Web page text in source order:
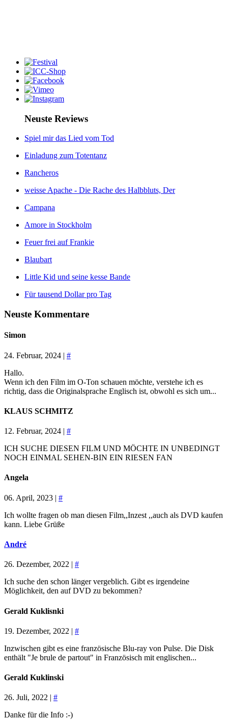
Neuste Reviews
Spiel mir das Lied vom Tod
Einladung zum Totentanz
Rancheros
weisse Apache - Die Rache des Halbbluts, Der
Campana
Amore in Stockholm
Feuer frei auf Frankie
Blaubart
Little Kid und seine kesse Bande
Für tausend Dollar pro Tag
Neuste Kommentare
Simon
24. Februar, 2024 | #
Hallo.
Wenn ich den Film im O-Ton schauen möchte, verstehe ich es
richtig, dass die Originalsprache Englisch ist, obwohl es sich um...
KLAUS SCHMITZ
12. Februar, 2024 | #
ICH SUCHE DIESEN FILM UND MÖCHTE IN UNBEDINGT
NOCH EINMAL SEHEN-BIN EIN RIESEN FAN
Angela
06. April, 2023 | #
Ich wollte fragen ob man diesen Film,,Inzest ,,auch als DVD kaufen
kann. Liebe Grüße
André
26. Dezember, 2022 | #
Ich suche den schon länger vergeblich. Gibt es irgendeine
Möglichkeit, den auf DVD zu bekommen?
Gerald Kuklisnki
19. Dezember, 2022 | #
Inzwischen gibt es eine französische Blu-ray von Pulse. Die Disk
enthält "Je brule de partout" in Französisch mit englischen...
Gerald Kuklinski
26. Juli, 2022 | #
Danke für die Info :-)